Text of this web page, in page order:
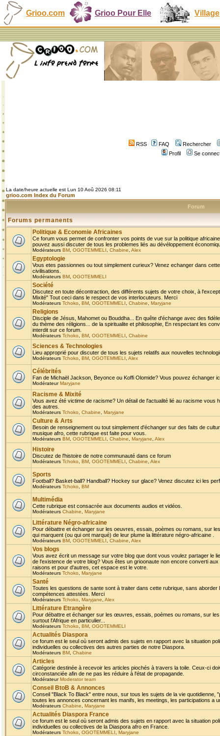
Grioo.com Grioo Pour Elle Village
RSS FAQ
Rechercher
Profil
Se
La date/heure actuelle est Lun 10 Aoû 2026 08:11
grioo.com Index du Forum
Forum
Forums permanents
Politique & Economie Africaines
Ce forum vous permet de confronter vos points de vue sur la politique
pouvez aussi discuter de tous les problemes liés au dévéloppement
Modérateurs BM OGOTEMMELI Chabine Alex
Egyptologie
Vous etes passionnes ou tout simplement curieux? Venez echanger dans
civilisations.
Modérateurs BM OGOTEMMELI
Société
Discutez en toute décontraction, des différents sujets de votre choix, à
Mixité" Tout ceci dans le respect de vos interlocuteurs. Merci
Modérateurs Tchoko BM OGOTEMMELI Chabine Maryjane
Religions
Disciple de Jésus, Mahomet ou Bouddha... En quête d'échange avec des
du thème des réligions... de la spiritualite et philosophie, En respectant les
interdit sur ce forum.
Modérateurs Tchoko BM OGOTEMMELI Chabine
Sciences & Technologies
Lieu approprié pour discuter de tous les sujets relatifs aux nouvelles
Modérateurs Tchoko BM OGOTEMMELI Alex
Célébrités
Fan de Michaël Jackson, Beyonce ou Koffi Olomide? Vous pouvez échanger
ModérateurMaryjane
Racisme & Mixité
Vous avez été victime de racisme? Un détail de l'actualité lié au racisme
des autres.
Modérateurs Tchoko Chabine Maryjane
Culture & Arts
Besoin de renseignement ou tout simplement d'échanger sur des faits de
musique afro, cette rubrique est faite pour vous.
Modérateurs BM OGOTEMMELI Chabine Maryjane Alex
Histoire
Discutez de l'histoire de notre communauté dans ce forum
Modérateurs Tchoko BM OGOTEMMELI Chabine Alex
Sports
Football? Basket-ball? Handball? Hockey sur glace? Venez discutez ici les
Modérateurs Tchoko BM
Multimédia
Cette rubrique est consacrée aux documents audios et vidéos.
Modérateurs Chabine Maryjane
Littérature Négro-africaine
Pour débattre et échanger sur les oeuvres, essais, poèmes ou romans, sur
qui marquent (ou qui ont marqué) de leur plume la littérature négro-africaine .
Modérateurs BM OGOTEMMELI Chabine Alex
Vos blogs
Vous avez écrit un message sur votre blog que dont vous voulez partager le
de l'existence de votre blog? Vous êtes un grioonaute non encore converti
raisons et pour d'autres, cet espace est le votre.
Modérateurs Tchoko Maryjane
Santé
Toutes les questions de sante sont à traiter dans cette rubrique, sans
compétences attestées. Merci
Modérateurs Tchoko Maryjane Alex
Littérature Etrangère
Pour débattre et échanger sur les œuvres, essais, poèmes ou romans, sur
surtout l'Afrique en particulier...
Modérateurs Tchoko BM OGOTEMMELI
Actualités Diaspora
ce forum est le seul où seront admis des sujets en rapport avec la situation
individuelles ou collectives des autres parties de notre Diaspora.
Modérateurs BM Chabine
Articles
Catégorie destinée à recevoir les articles piochés à travers la toile. Ceux-ci
circonstanciée afin de ne pas les réduire à l'état de propagande.
ModérateurModerator team
Conseil BtoB & Annonces
Conseil "Black To Black" entre nous, sur tous les sujets de la vie
toutes les annonces concernant les manifs, les meetings, les participations a
Modérateurs Chabine Maryjane
Actualités Diaspora France
ce forum est le seul où seront admis des sujets en rapport avec la situation
individuelles ou collectives de la Diaspora afro en France.
Modérateurs Tchoko OGOTEMMELI Maryjane